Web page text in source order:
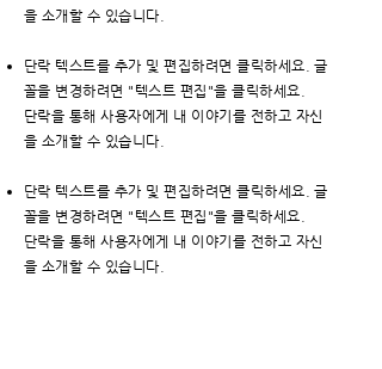
을 소개할 수 있습니다.
단락 텍스트를 추가 및 편집하려면 클릭하세요. 글
꼴을 변경하려면 "텍스트 편집"을 클릭하세요.
단락을 통해 사용자에게 내 이야기를 전하고 자신
을 소개할 수 있습니다.
단락 텍스트를 추가 및 편집하려면 클릭하세요. 글
꼴을 변경하려면 "텍스트 편집"을 클릭하세요.
단락을 통해 사용자에게 내 이야기를 전하고 자신
을 소개할 수 있습니다.